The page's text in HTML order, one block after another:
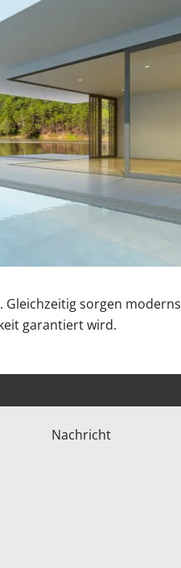
Gleichzeitig sorgen
garantiert wird.
Nachricht